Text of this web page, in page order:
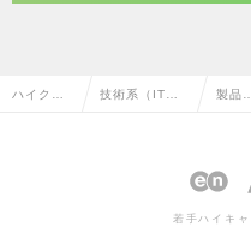
ハイクラ 技術系（IT・ 製品
究
若手ハイキ